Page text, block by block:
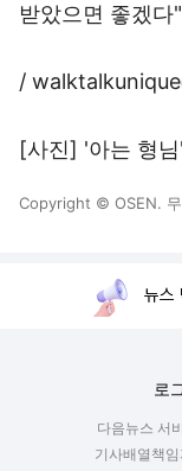
받았으면 좋겠
/
[사진] '아는 형
Copyright © OSEN.
뉴스
로
다음뉴스 서
기사배열책